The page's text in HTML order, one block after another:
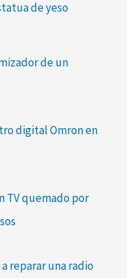
de yeso
de un
digital Omron en
TV quemado por
reparar una radio